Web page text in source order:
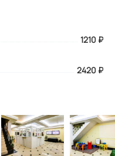
1210 ₽
2420 ₽